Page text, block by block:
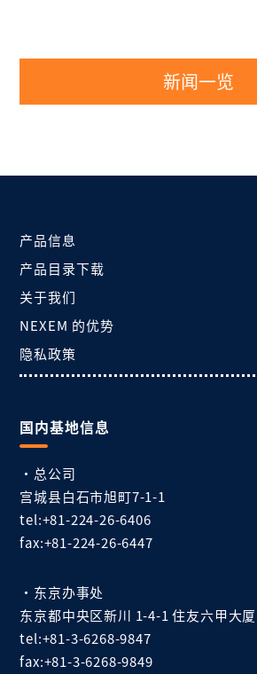
新闻一览
产品信息
产品目录下载
关于我们
NEXEM 的优势
隐私政策
国内基地信息
・总公司
宫城县白石市旭町7-1-1
tel:+81-224-26-6406
fax:+81-224-26-6447
・东京办事处
东京都中央区新川 1-4-1 住友六甲大厦
tel:+81-3-6268-9847
fax:+81-3-6268-9849